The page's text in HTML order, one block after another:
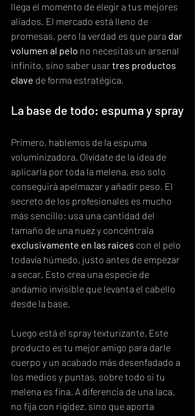
llega el momento de elegir a tus mejores
aliados. El mercado está lleno de
promesas, pero la verdad es que para dar
volumen al pelo no necesitas un arsenal
infinito, sino saber usar tres productos
clave de forma estratégica.
La base de todo: espuma y spray
Primero, hablemos de la espuma
voluminizadora. Olvídate de la idea de
aplicarla por toda la melena, eso solo
conseguirá apelmazar y añadir peso. El
secreto de los profesionales es mucho
más sencillo: usa una cantidad del
tamaño de una nuez y concéntrala
exclusivamente en las raíces con el pelo
todavía húmedo, justo antes de empezar
a secar. Esto crea una especie de
andamio invisible que levanta el cabello
desde la base.
Luego está el spray texturizante. Este
producto es tu mejor amigo para darle
cuerpo y un acabado más desenfadado a
los medios y puntas, sobre todo si tu
melena es fina. A diferencia de una laca,
no fija con rigidez, sino que aporta